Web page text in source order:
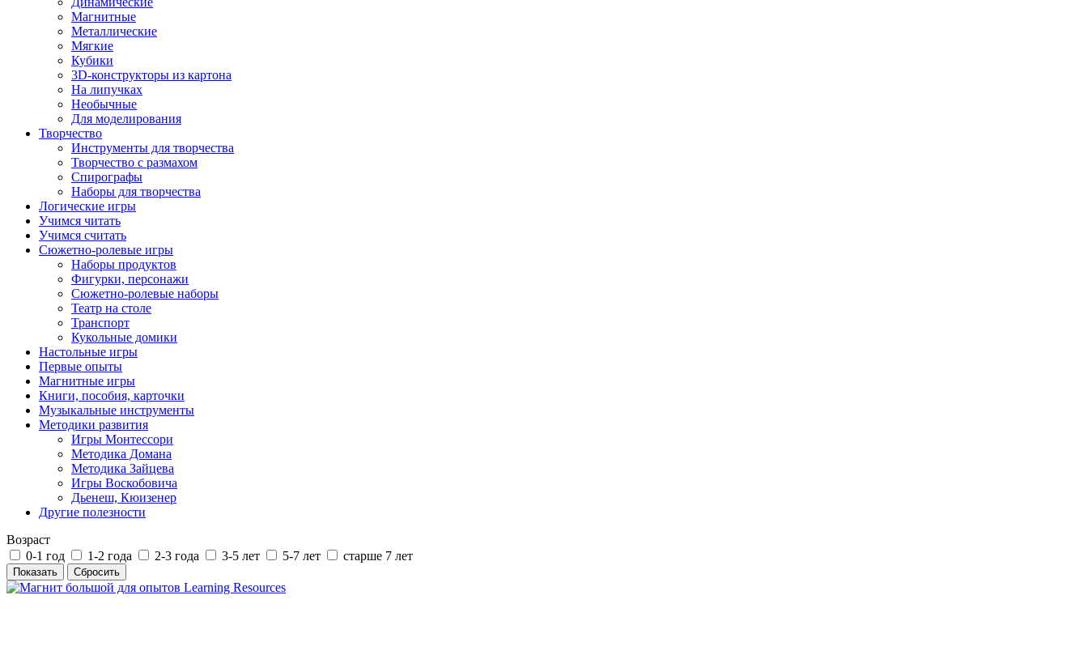
Магнитные
Металлические
Мягкие
Кубики
3D-конструкторы из картона
На липучках
Необычные
Для моделирования
Творчество
Инструменты для творчества
Творчество с размахом
Спирографы
Наборы для творчества
Логические игры
Учимся читать
Учимся считать
Сюжетно-ролевые игры
Наборы продуктов
Фигурки, персонажи
Сюжетно-ролевые наборы
Театр на столе
Транспорт
Кукольные домики
Настольные игры
Первые опыты
Магнитные игры
Книги, пособия, карточки
Музыкальные инструменты
Методики развития
Игры Монтессори
Методика Домана
Методика Зайцева
Игры Воскобовича
Дьенеш, Кюизенер
Другие полезности
Возраст
0-1 год
1-2 года 2-3 года 3-5 лет 5-7 лет старше 7 лет